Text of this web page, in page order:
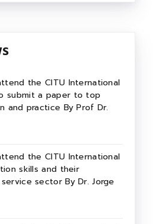
the CITU International
submit a paper to top
and practice By Prof Dr.
the CITU International
skills and their
sector By Dr. Jorge